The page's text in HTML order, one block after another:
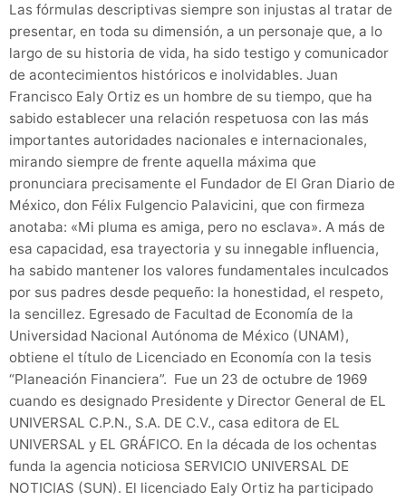
Las fórmulas descriptivas siempre son injustas al tratar de
presentar, en toda su dimensión, a un personaje que, a lo
largo de su historia de vida, ha sido testigo y comunicador
de acontecimientos históricos e inolvidables. Juan
Francisco Ealy Ortiz es un hombre de su tiempo, que ha
sabido establecer una relación respetuosa con las más
importantes autoridades nacionales e internacionales,
mirando siempre de frente aquella máxima que
pronunciara precisamente el Fundador de El Gran Diario de
México, don Félix Fulgencio Palavicini, que con firmeza
anotaba: «Mi pluma es amiga, pero no esclava». A más de
esa capacidad, esa trayectoria y su innegable influencia,
ha sabido mantener los valores fundamentales inculcados
por sus padres desde pequeño: la honestidad, el respeto,
la sencillez. Egresado de Facultad de Economía de la
Universidad Nacional Autónoma de México (UNAM),
obtiene el título de Licenciado en Economía con la tesis
“Planeación Financiera”. Fue un 23 de octubre de 1969
cuando es designado Presidente y Director General de EL
UNIVERSAL C.P.N., S.A. DE C.V., casa editora de EL
UNIVERSAL y EL GRÁFICO. En la década de los ochentas
funda la agencia noticiosa SERVICIO UNIVERSAL DE
NOTICIAS (SUN). El licenciado Ealy Ortiz ha participado